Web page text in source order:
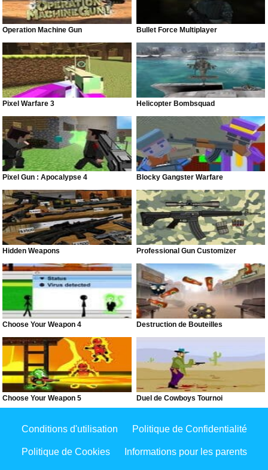
Operation Machine Gun Bullet Force Multiplayer
Pixel Warfare 3 Helicopter Bombsquad
Pixel Gun : Apocalypse 4 Blocky Gangster Warfare
Hidden Weapons Professional Gun Customizer
Choose Your Weapon 4 Destruction de Bouteilles
Choose Your Weapon 5 Duel de Cowboys Tournoi
Conditions d'utilisation Politique de Confidentialité
Politique de Cookies Informations pour les parents